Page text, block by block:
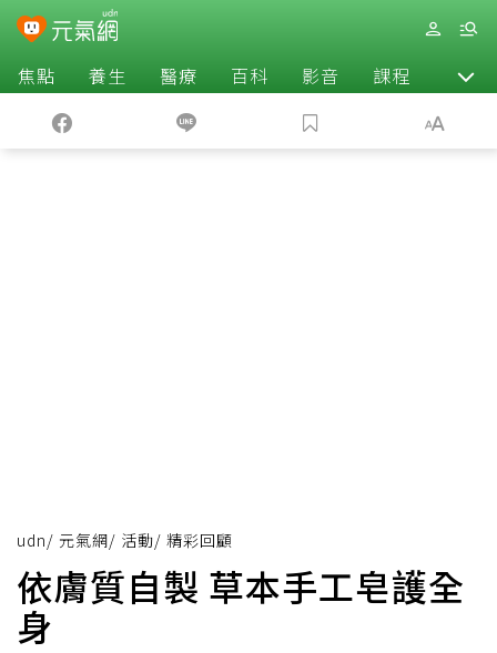
焦點 養生 醫療 百科 影音 課程 退休
udn/ 元氣網/ 活動/ 精彩回顧
依膚質自製 草本手工皂護全
身